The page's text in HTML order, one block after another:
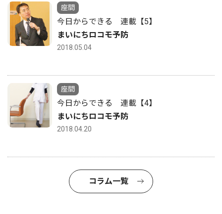
座間
今日からできる 連載【5】
まいにちロコモ予防
2018.05.04
座間
今日からできる 連載【4】
まいにちロコモ予防
2018.04.20
コラム一覧